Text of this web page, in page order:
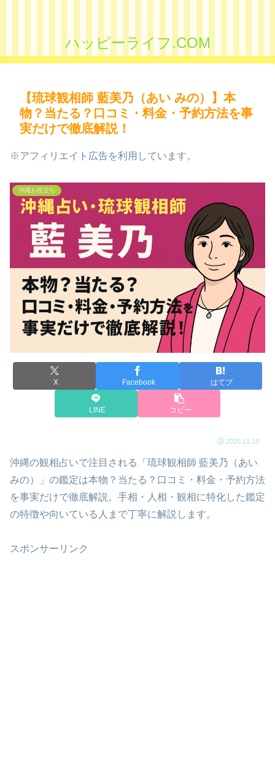
ハッピーライフ.COM
【琉球観相師 藍美乃（あい みの）】本
物？当たる？口コミ・料金・予約方法を事
実だけで徹底解説！
※アフィリエイト広告を利用しています。
沖縄お役立ち
X Facebook はてブ
LINE コピー
2025.11.19
沖縄の観相占いで注目される「琉球観相師 藍美乃（あい
みの）」の鑑定は本物？当たる？口コミ・料金・予約方法
を事実だけで徹底解説。手相・人相・観相に特化した鑑定
の特徴や向いている人まで丁寧に解説します。
スポンサーリンク